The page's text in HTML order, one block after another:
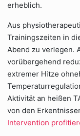
erheblich.
Aus
Trainingszeiten in
Abend zu verlegen.
vorübergehend
extremer Hitze
Aktivität an heißen
von den
Intervention